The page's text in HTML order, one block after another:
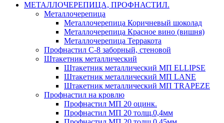
МЕТАЛЛОЧЕРЕПИЦА, ПРОФНАСТИЛ.
Металлочерепица
Металлочерепица Коричневый шоколад
Металлочерепица Красное вино (вишня)
Металлочерепица Терракота
Профнастил С-8 заборный, стеновой
Штакетник металлический
Штакетник металлический МП ELLIPSE
Штакетник металлический МП LАNE
Штакетник металлический МП TRAPEZE
Профнастил на кровлю
Профнастил МП 20 оцинк.
Профнастил МП 20 толщ.0,4мм